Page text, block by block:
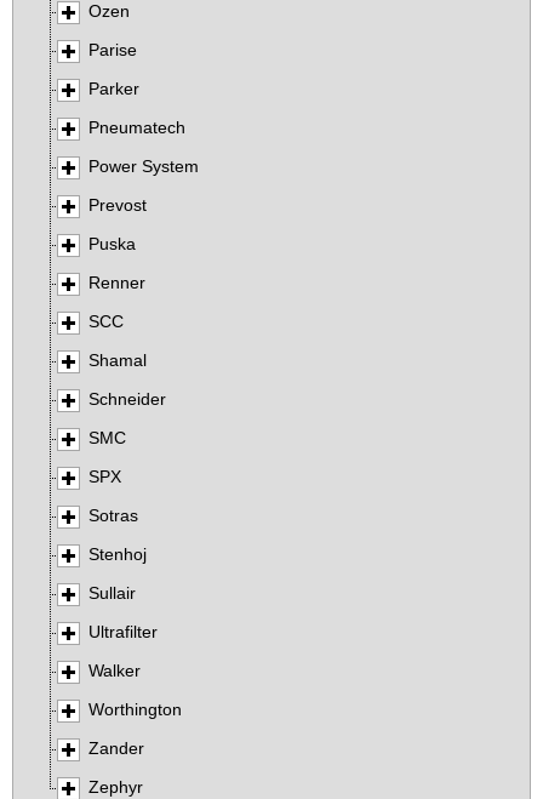
Ozen
Parise
Parker
Pneumatech
Power System
Prevost
Puska
Renner
SCC
Shamal
Schneider
SMC
SPX
Sotras
Stenhoj
Sullair
Ultrafilter
Walker
Worthington
Zander
Zephyr